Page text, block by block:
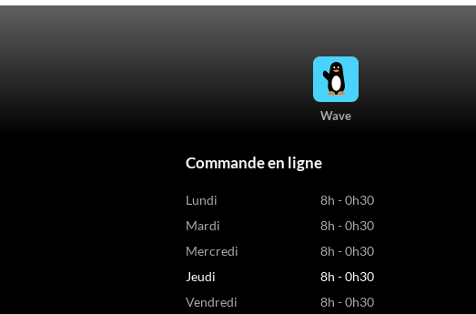
Wave
Commande en ligne
Lundi
8h - 0h30
Mardi
8h - 0h30
Mercredi
8h - 0h30
Jeudi
8h - 0h30
Vendredi
8h - 0h30